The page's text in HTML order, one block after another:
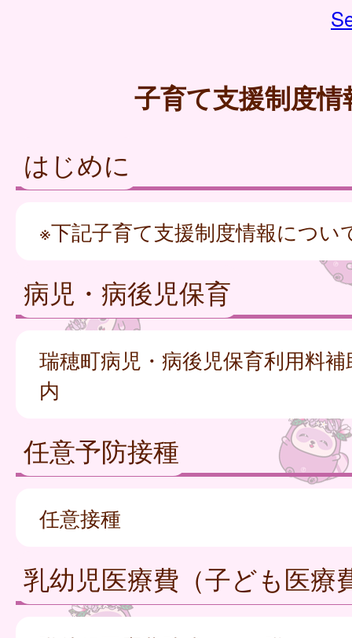
子育て支援制度情
はじめに
※下記子育て支援制度情報につい
病児・病後児保育
瑞穂町病児・病後児保育利用料
内
任意予防接種
任意接種
乳幼児医療費（子ども医療